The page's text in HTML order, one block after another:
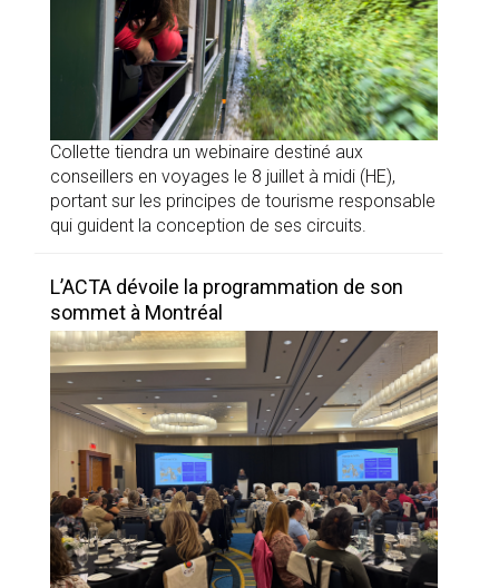
Collette tiendra un webinaire destiné aux
conseillers en voyages le 8 juillet à midi (HE),
portant sur les principes de tourisme responsable
qui guident la conception de ses circuits.
L’ACTA dévoile la programmation de son
sommet à Montréal